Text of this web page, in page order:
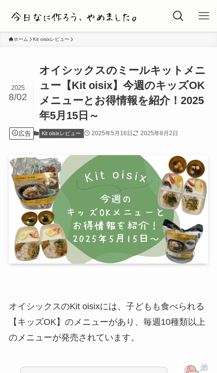
ホーム Kit oisixレビュー
オイシックスのミールキットメニ
ュー【Kit oisix】今週のキッズOK
メニューとお得情報を紹介！2025
年5月15日～
2025
8/02
広告 Kit oisixレビュー 2025年5月16日 2025年8月2日
オイシックスのKit oisixには、子どもも食べられる
【キッズOK】のメニューがあり、毎週10種類以上
のメニューが発売されています。